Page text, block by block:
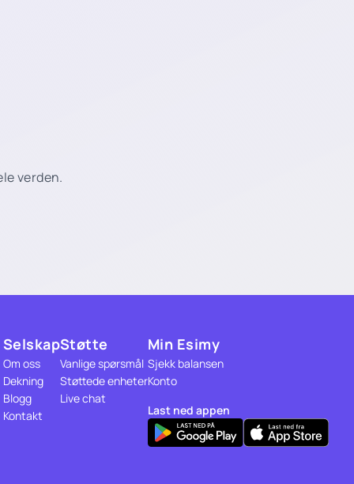
verden.
Selskap
Om oss
Dekning
Blogg
Kontakt
Støtte
Vanlige spørsmål
Støttede enheter
Live chat
Min Esimy
Sjekk balansen
Konto
Last ned appen